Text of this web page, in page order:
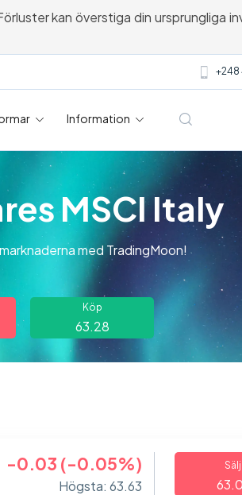
kan överstiga din
+248
Information
MSCI Italy
med TradingMoon!
Köp
63.28
-0.03 (-0.05%)
Högsta: 63.63
Sälj